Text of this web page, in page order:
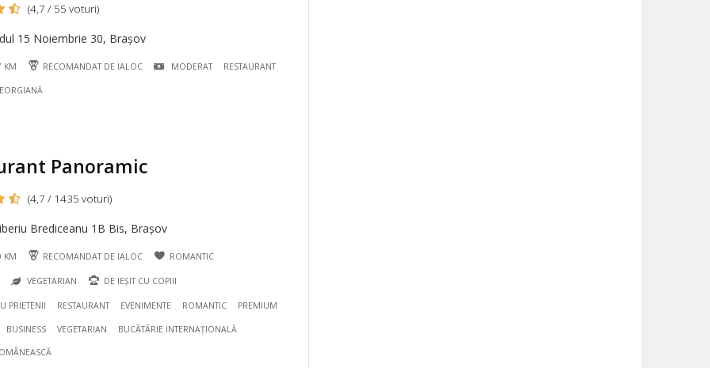
(4,7 / 55 voturi)
15 Noiembrie 30, Brașov
KM RECOMANDAT DE IALOC MODERAT RESTAURANT
Panoramic
(4,7 / 1435 voturi)
Brediceanu 1B Bis, Brașov
KM RECOMANDAT DE IALOC ROMANTIC
VEGETARIAN DE IEȘIT CU COPIII
PRIETENII RESTAURANT EVENIMENTE ROMANTIC PREMIUM
BUSINESS VEGETARIAN BUCÃTÃRIE INTERNAȚIONALĂ